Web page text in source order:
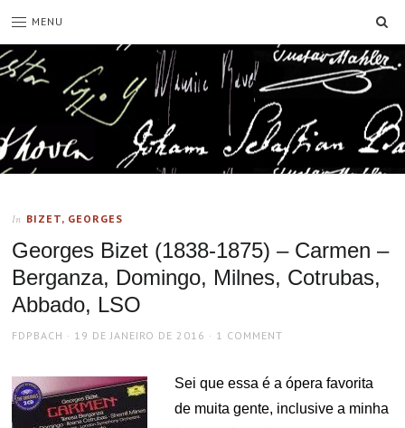
MENU
In BIZET, GEORGES
Georges Bizet (1838-1875) – Carmen –
Berganza, Domingo, Milnes, Cotrubas,
Abbado, LSO
AUTHOR
FDPBACH
POSTED
19 DE JANEIRO DE 2016 1 COMMENT
Sei que essa é a ópera favorita
de muita gente, inclusive a minha